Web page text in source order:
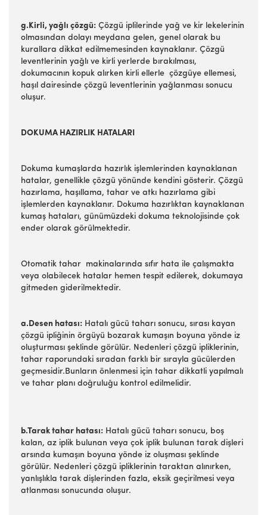
g.Kirli, yağlı çözgü: Çözgü iplilerinde yağ ve kir lekelerinin
olmasından dolayı meydana gelen, genel olarak bu
kurallara dikkat edilmemesinden kaynaklanır. Çözgü
leventlerinin yağlı ve kirli yerlerde bırakılması,
dokumacının kopuk alırken kirli ellerle çözgüye ellemesi,
haşıl dairesinde çözgü leventlerinin yağlanması sonucu
oluşur.
DOKUMA HAZIRLIK HATALARI
Dokuma kumaşlarda hazırlık işlemlerinden kaynaklanan
hatalar, genellikle çözgü yönünde kendini gösterir. Çözgü
hazırlama, haşıllama, tahar ve atkı hazırlama gibi
işlemlerden kaynaklanır. Dokuma hazırlıktan kaynaklanan
kumaş hataları, günümüzdeki dokuma teknolojisinde çok
ender olarak görülmektedir.
Otomatik tahar makinalarında sıfır hata ile çalışmakta
veya olabilecek hatalar hemen tespit edilerek, dokumaya
gitmeden giderilmektedir.
a.Desen hatası: Hatalı gücü taharı sonucu, sırası kayan
çözgü ipliğinin örgüyü bozarak kumaşın boyuna yönde iz
oluşturması şeklinde görülür. Nedenleri çözgü ipliklerinin,
tahar raporundaki sıradan farklı bir sırayla gücülerden
geçmesidir.Bunların önlenmesi için tahar dikkatli yapılmalı
ve tahar planı doğruluğu kontrol edilmelidir.
b.Tarak tahar hatası: Hatalı gücü taharı sonucu, boş
kalan, az iplik bulunan veya çok iplik bulunan tarak dişleri
arsında kumaşın boyuna yönde iz oluşması şeklinde
görülür. Nedenleri çözgü ipliklerinin taraktan alınırken,
yanlışlıkla tarak dişlerinden fazla, eksik geçirilmesi veya
atlanması sonucunda oluşur.